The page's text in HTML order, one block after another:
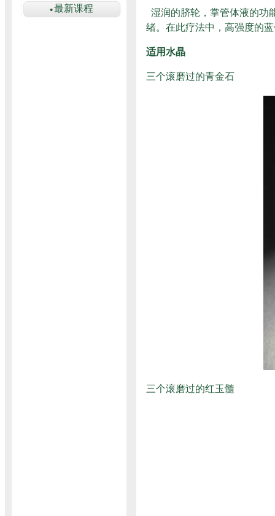
湿润的脐轮，掌管体液的功
绪。在此疗法中，高强度的
适用水晶
三个滚磨过的青金石
三个滚磨过的红玉髓